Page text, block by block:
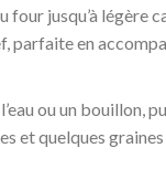
jusqu’à légère
parfaite en
ou un bouillon,
et quelques